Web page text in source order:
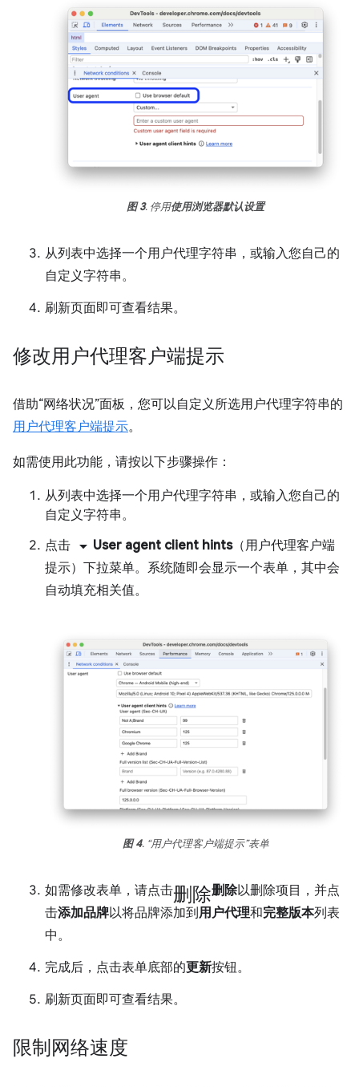
图 3. 停用使用浏览器默认设置
从列表中选择一个用户代理字符串，或输入您自己的
自定义字符串。
刷新页面即可查看结果。
修改用户代理客户端提示
借助“网络状况”面板，您可以自定义所选用户代理字符串的
用户代理客户端提示。
如需使用此功能，请按以下步骤操作：
从列表中选择一个用户代理字符串，或输入您自己的
自定义字符串。
点击 arrow_drop_down User agent client hints（用户代理客户端
提示）下拉菜单。系统随即会显示一个表单，其中会
自动填充相关值。
图 4. “用户代理客户端提示”表单
如需修改表单，请点击删除删除以删除项目，并点
击添加品牌以将品牌添加到用户代理和完整版本列表
中。
完成后，点击表单底部的更新按钮。
刷新页面即可查看结果。
限制网络速度